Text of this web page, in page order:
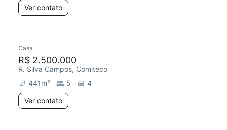
Ver contato
Casa
R$ 2.500.000
R. Silva Campos, Comiteco
441m² 5
4
Ver contato